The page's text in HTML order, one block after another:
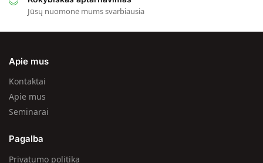
Jūsų nuomonė mums svarbiausia
Apie mus
Kontaktai
Apie mus
Seminarai
Pagalba
Privatumo politika